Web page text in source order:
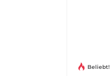
Beliebt!